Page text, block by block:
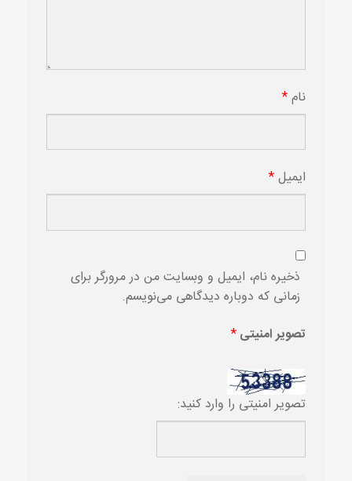
نام*
ایمیل*
ذخیره نام، ایمیل و وبسایت من در مرورگر برای
زمانی که دوباره دیدگاهی می‌نویسم.
تصویر امنیتی*
تصویر امنیتی را وارد کنید: